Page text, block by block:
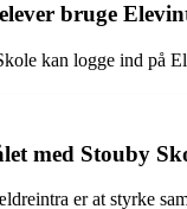
bruge
kan logge ind på
med Stouby
er at styrke